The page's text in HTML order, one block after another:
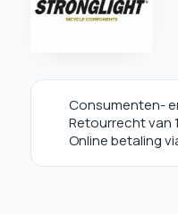
Consumenten-
Retourrecht van
Online betaling